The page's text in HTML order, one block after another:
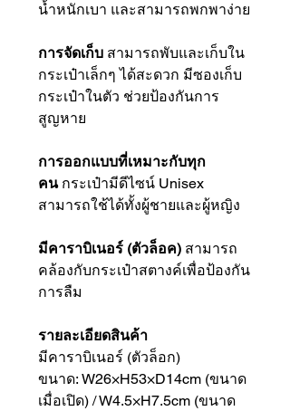
น้ำหนักเบา และสามารถพกพาง่าย
การจัดเก็บ สามารถพับและเก็บใน
กระเป๋าเล็กๆ ได้สะดวก มีซองเก็บ
กระเป๋าในตัว ช่วยป้องกันการ
สูญหาย
การออกแบบที่เหมาะกับทุก
คนกระเป๋ามีดีไซน์ Unisex
สามารถใช้ได้ทั้งผู้ชายและผู้หญิง
มีคาราบิเนอร์ (ตัวล็อค) สามารถ
คล้องกับกระเป๋าสตางค์เพื่อป้องกัน
การลืม
รายละเอียดสินค้า
มีคาราบิเนอร์ (ตัวล็อก)
ขนาด: W26×H53×D14cm (ขนาด
เมื่อเปิด) / W4.5×H7.5cm (ขนาด